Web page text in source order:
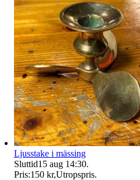
Ljusstake i mässing
Sluttid15 aug 14:30.
Pris:150 kr,Utropspris.